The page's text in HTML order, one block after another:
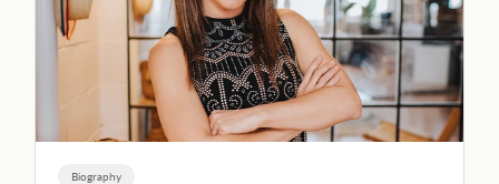
Biography